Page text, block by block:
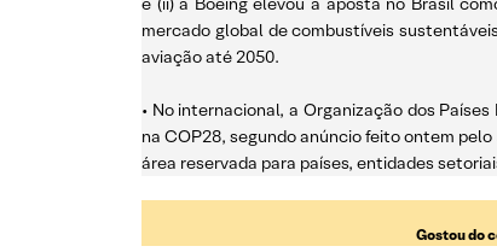
mercado global de combustíveis
aviação até 2050.
• No internacional, a Organização dos
na COP28, segundo anúncio feito ontem
área reservada para países, entidades
Gostou do